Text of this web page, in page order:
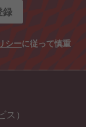
録
シーに従って慎重
）